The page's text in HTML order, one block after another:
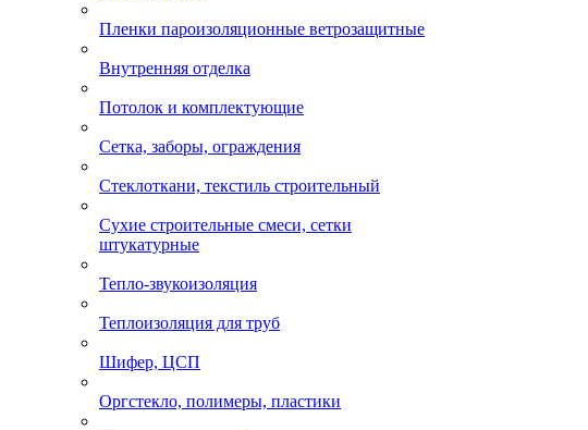
Пленки пароизоляционные ветрозащитные
Внутренняя отделка
Потолок и комплектующие
Сетка, заборы, ограждения
Стеклоткани, текстиль строительный
Сухие строительные смеси, сетки
штукатурные
Тепло-звукоизоляция
Теплоизоляция для труб
Шифер, ЦСП
Оргстекло, полимеры, пластики